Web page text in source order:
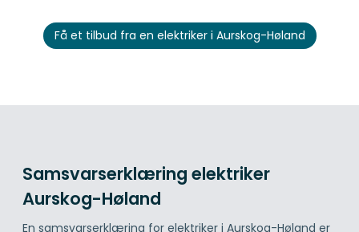
Få et tilbud fra en elektriker i Aurskog-Høland
Samsvarserklæring elektriker
Aurskog-Høland
En samsvarserklæring for elektriker i Aurskog-Høland er